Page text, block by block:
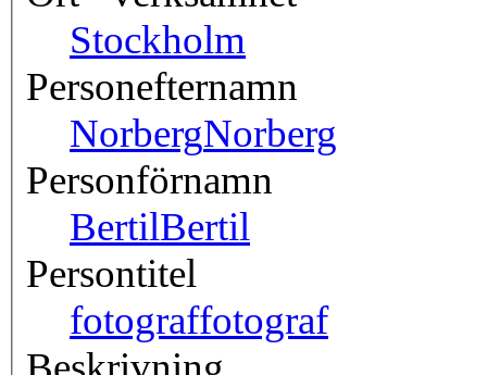
Stockholm
Personefternamn
NorbergNorberg
Personförnamn
BertilBertil
Persontitel
fotograffotograf